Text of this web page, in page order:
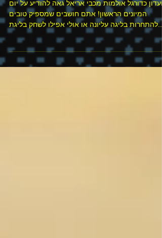
על יום המיונים הראשון!
כדורגל אולמות מכבי אריאל גאה להודיע על יום
המיונים הראשון! אתם חושבים שמספיק טובים
להתחרות בליגה עליונה או אולי אפילו לשחק בליגת...